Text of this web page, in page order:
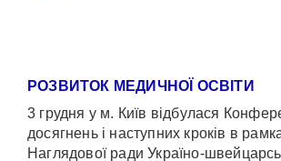
РОЗВИТОК МЕДИЧНОЇ ОСВІТИ
3 грудня у м. Київ відбулася
досягнень і наступних кроків в
Наглядової ради Україно-